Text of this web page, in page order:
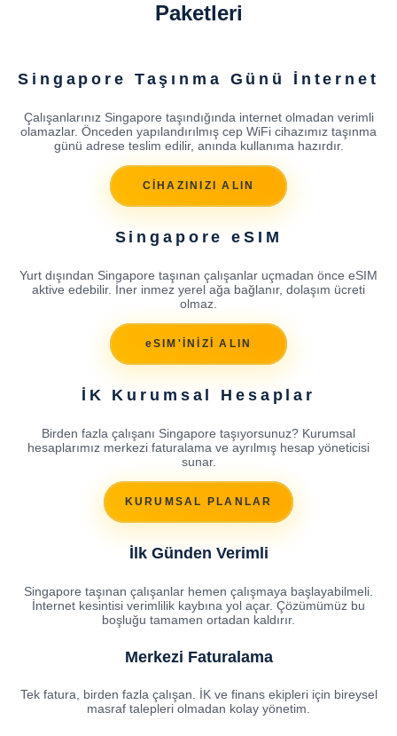
Paketleri
Singapore Taşınma Günü İnternet
Çalışanlarınız Singapore taşındığında internet olmadan verimli
olamazlar. Önceden yapılandırılmış cep WiFi cihazımız taşınma
günü adrese teslim edilir, anında kullanıma hazırdır.
CİHAZINIZI ALIN
Singapore eSIM
Yurt dışından Singapore taşınan çalışanlar uçmadan önce eSIM
aktive edebilir. İner inmez yerel ağa bağlanır, dolaşım ücreti
olmaz.
eSIM'İNİZİ ALIN
İK Kurumsal Hesaplar
Birden fazla çalışanı Singapore taşıyorsunuz? Kurumsal
hesaplarımız merkezi faturalama ve ayrılmış hesap yöneticisi
sunar.
KURUMSAL PLANLAR
İlk Günden Verimli
Singapore taşınan çalışanlar hemen çalışmaya başlayabilmeli.
İnternet kesintisi verimlilik kaybına yol açar. Çözümümüz bu
boşluğu tamamen ortadan kaldırır.
Merkezi Faturalama
Tek fatura, birden fazla çalışan. İK ve finans ekipleri için bireysel
masraf talepleri olmadan kolay yönetim.